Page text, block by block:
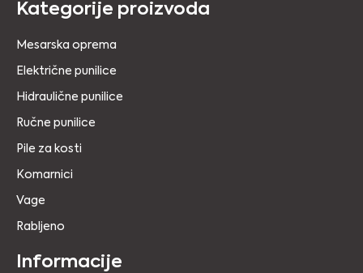
Kategorije proizvoda
Mesarska oprema
Električne punilice
Hidraulične punilice
Ručne punilice
Pile za kosti
Komarnici
Vage
Rabljeno
Informacije